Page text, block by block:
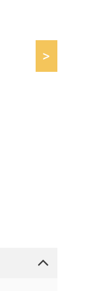
>